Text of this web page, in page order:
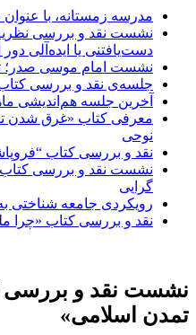
مدرسه زمستانه، با
نشست نقد و بررسی نظریه
دست‌یافتنی یا ایده‌آلی
نشست امام موسی صدر؛
جلسه‌ی نقد و بررسی
آخرین جلسه هم‌اندیشی
معرفی کتاب «غرق شدن
نوحی
نقد و بررسی کتاب
نشست نقد و بررسی کتاب
گرایی
رویکردی جامعه شناختی
نقد و بررسی کتاب
نشست نقد و بررسی
تمدن اسلامی»